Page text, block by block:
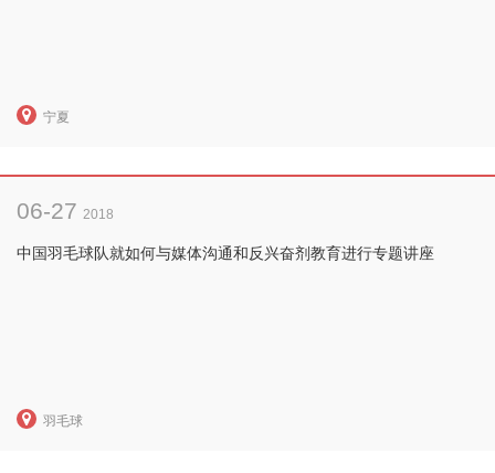
宁夏
06-27 2018
中国羽毛球队就如何与媒体沟通和反兴奋剂教育进行专题讲座
羽毛球